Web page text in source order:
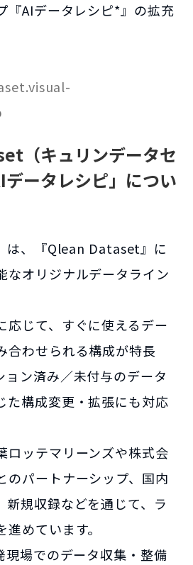
『AIデータレシピ*』の拡充
（キュリンデータセ
データレシピ」につい
は、『Qlean Dataset』に
なオリジナルデータライン
応じて、すぐに使えるデー
合わせられる構成が特長
ョン済み／未付与のデータ
た構成変更・拡張にも対応
ロッテマリーンズや株式会
のパートナーシップ、国内
新規収録などを通じて、ラ
めています。
現場でのデータ収集・整備